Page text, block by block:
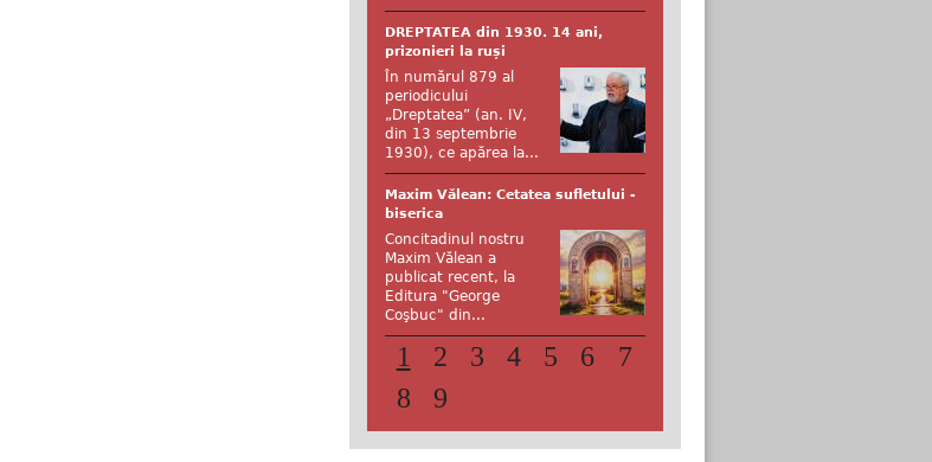
DREPTATEA din 1930. 14 ani,
prizonieri la ruși
În numărul 879 al
periodicului
„Dreptatea” (an. IV,
din 13 septembrie
1930), ce apărea la...
Maxim Vălean: Cetatea sufletului -
biserica
Concitadinul nostru
Maxim Vălean a
publicat recent, la
Editura "George
Coşbuc" din...
1 2 3 4 5 6
7
8
9